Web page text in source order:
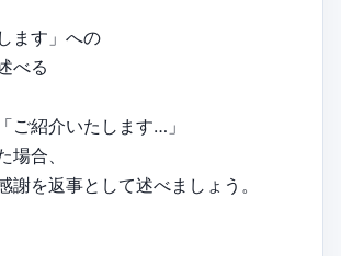
ます」への
べる
ご紹介いたします…」
場合、
謝を返事として述べましょう。